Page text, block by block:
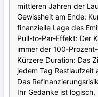
mittleren Jahren der
Gewissheit am Ende:
finanzielle Lage des
Pull-to-Par-Effekt: Der
immer der 100-
Kürzere Duration: Das
jedem Tag Restlaufzeit
Das
Ihr Gedanke ist